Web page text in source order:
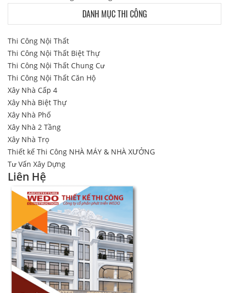
DANH MỤC THI CÔNG
Thi Công Nội Thất
Thi Công Nội Thất Biệt Thự
Thi Công Nội Thất Chung Cư
Thi Công Nội Thất Căn Hộ
Xây Nhà Cấp 4
Xây Nhà Biệt Thự
Xây Nhà Phố
Xây Nhà 2 Tầng
Xây Nhà Trọ
Thiết kế Thi Công NHÀ MÁY & NHÀ XƯỞNG
Tư Vấn Xây Dựng
Liên Hệ